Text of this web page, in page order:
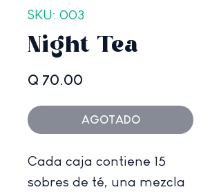
SKU: 003
Night Tea
Q 70.00
AGOTADO
Cada caja contiene 15
sobres de té, una mezcla